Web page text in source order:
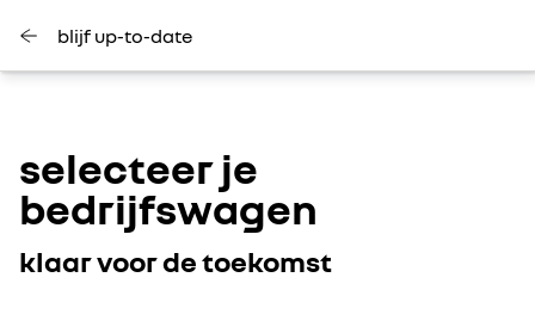
blijf up-to-date
selecteer je
bedrijfswagen
klaar voor de toekomst